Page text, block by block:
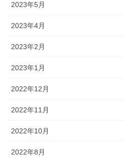
2023年5月
2023年4月
2023年2月
2023年1月
2022年12月
2022年11月
2022年10月
2022年8月